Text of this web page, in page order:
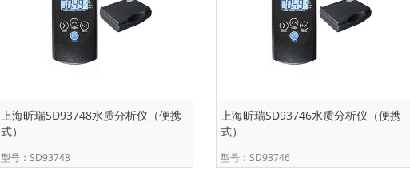
上海昕瑞SD93748水质分析仪（便携
式）
型号：SD93748
上海昕瑞SD93746水质分析仪（便携
式）
型号：SD93746